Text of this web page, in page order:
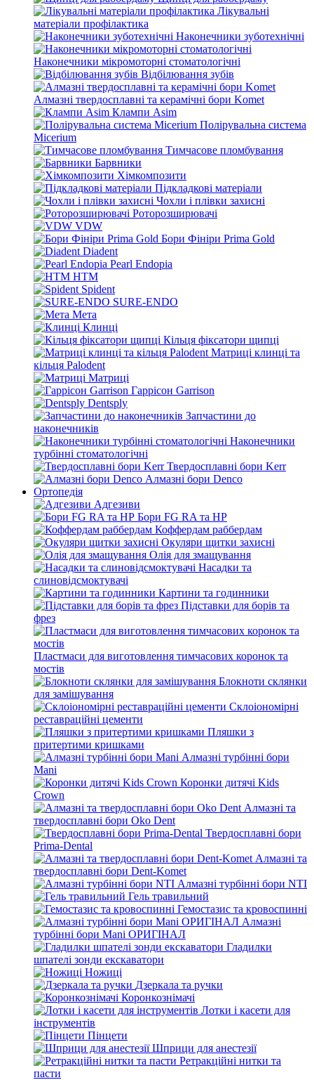
Лікувальні
матеріали профілактика
Наконечники зуботехнічні
Наконечники мікромоторні стоматологічні
Відбілювання зубів
Алмазні твердосплавні та керамічні бори Komet
Клампи Asim
Полірувальна система
Micerium
Тимчасове пломбування
Барвники
Хімкомпозити
Підкладкові матеріали
Чохли і плівки захисні
Роторозширювачі
VDW
Бори Фініри Prima Gold
Diadent
Pearl Endopia
HTM
Spident
SURE-ENDO
Мета
Клинці
Кільця фіксатори щипці
Матриці клинці та
кільця Palodent
Матриці
Гаррісон Garrison
Dentsply
Запчастини до
наконечників
Наконечники
турбінні стоматологічні
Твердосплавні бори Kerr
Алмазні бори Denco
Ортопедія
Адгезиви
Бори FG RA та HP
Коффердам раббердам
Окуляри щитки захисні
Олія для змащування
Насадки та
слиновідсмоктувачі
Картини та годинники
Підставки для борів та
фрез
Пластмаси для виготовлення тимчасових коронок та
мостів
Блокноти склянки
для замішування
Склоіономірні
реставраційні цементи
Пляшки з
притертими кришками
Алмазні турбінні бори
Mani
Коронки дитячі Kids
Crown
Алмазні та
твердосплавні бори Oko Dent
Твердосплавні бори
Prima-Dental
Алмазні та
твердосплавні бори Dent-Komet
Алмазні турбінні бори NTI
Гель травильний
Гемостазис та кровоспинні
Алмазні
турбінні бори Mani ОРИГІНАЛ
Гладилки
шпателі зонди екскаватори
Ножиці
Дзеркала та ручки
Коронкознімачі
Лотки і касети для
інструментів
Пінцети
Шприци для анестезії
Ретракційні нитки та
пасти